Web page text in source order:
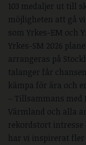
103 medaljer ut till
möjligheten att gå
som Yrkes-EM och
Yrkes-SM 2026
arrangeras på
talanger får
kämpa för ära och
– Tillsammans med
Värmland och alla
rekordstort
har vi inspirerat